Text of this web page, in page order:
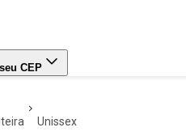
CEP
unissex